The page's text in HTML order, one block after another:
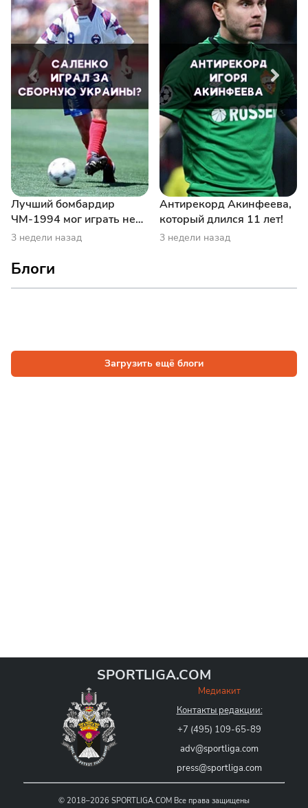
Лучший бомбардир
ЧМ-1994 мог играть не
за Россию!
3 недели назад
Антирекорд Акинфеева,
который длился 11 лет!
3 недели назад
Блоги
Загрузить ещё блоги
SPORTLIGA.COM
Медиакит
Контакты редакции:
+7 (495) 109-65-89
adv@sportliga.com
press@sportliga.com
© 2018–2026 SPORTLIGA.COM Все права защищены